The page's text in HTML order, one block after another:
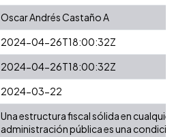
Oscar Andrés Castaño A
2024-04-26T18:00:32Z
2024-04-26T18:00:32Z
2024-03-22
Una estructura fiscal sólida en cualquier
administración pública es una